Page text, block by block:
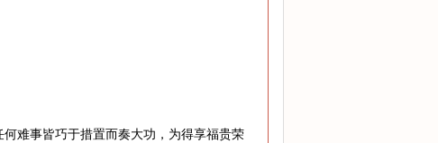
难事皆巧于措置而奏大功，为得享福贵荣